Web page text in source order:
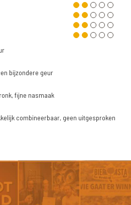
bijzondere geur
fijne nasmaak
combineerbaar, geen uitgesproken